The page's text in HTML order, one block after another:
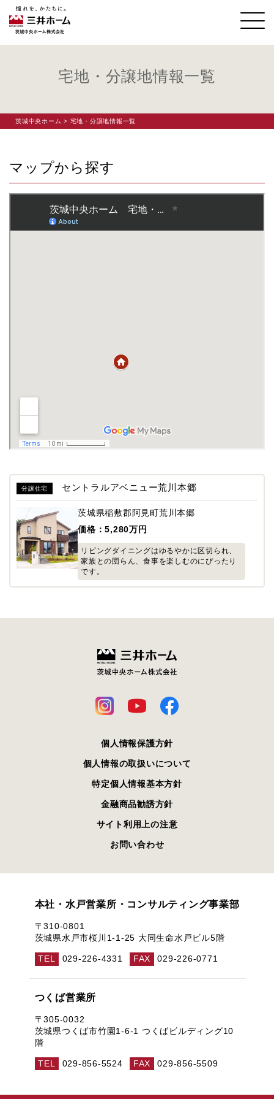
宅地・分譲地情報一覧
茨城中央ホーム > 宅地・分譲地情報一覧
マップから探す
分譲住宅 セントラルアベニュー荒川本郷
茨城県稲敷郡阿見町荒川本郷
価格：5,280万円
リビングダイニングはゆるやかに区切られ、
家族との団らん、食事を楽しむのにぴったり
です。
個人情報保護方針
個人情報の取扱いについて
特定個人情報基本方針
金融商品勧誘方針
サイト利用上の注意
お問い合わせ
本社・水戸営業所・コンサルティング事業部
〒310-0801
茨城県水戸市桜川1-1-25 大同生命水戸ビル5階
TEL 029-226-4331 FAX 029-226-0771
つくば営業所
〒305-0032
茨城県つくば市竹園1-6-1 つくばビルディング10
階
TEL 029-856-5524 FAX 029-856-5509